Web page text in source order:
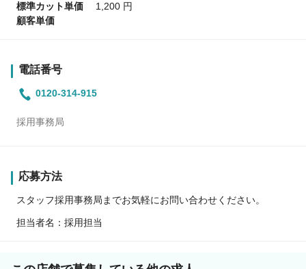
標準カット単価
1,200 円
顧客単価
電話番号
0120-314-915
採用事務局
応募方法
スタッフ採用事務局までお気軽にお問い合わせください。
担当者名：採用担当